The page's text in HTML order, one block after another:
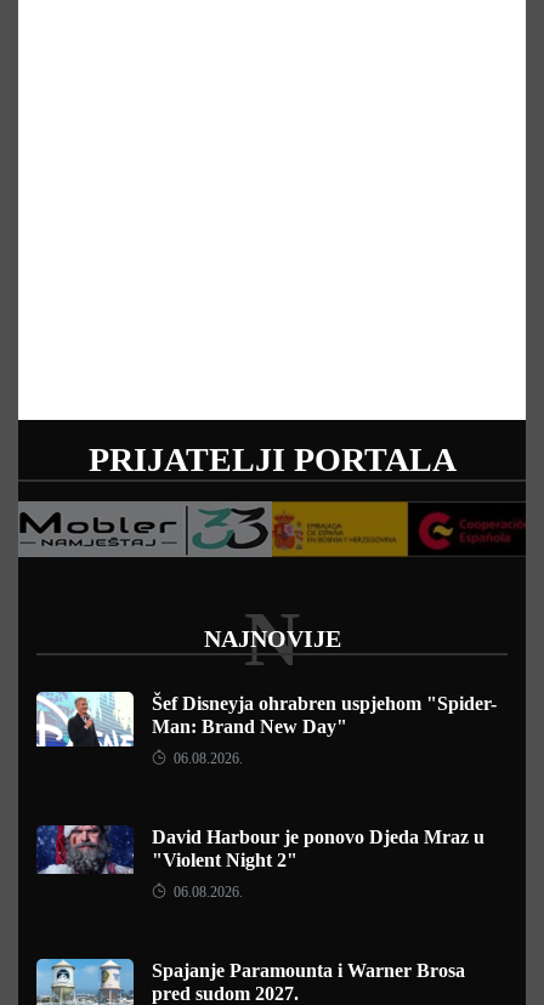
PRIJATELJI PORTALA
NAJNOVIJE
N
Šef Disneyja ohrabren uspjehom "Spider-
Man: Brand New Day"
06.08.2026.
David Harbour je ponovo Djeda Mraz u
"Violent Night 2"
06.08.2026.
Spajanje Paramounta i Warner Brosa
pred sudom 2027.